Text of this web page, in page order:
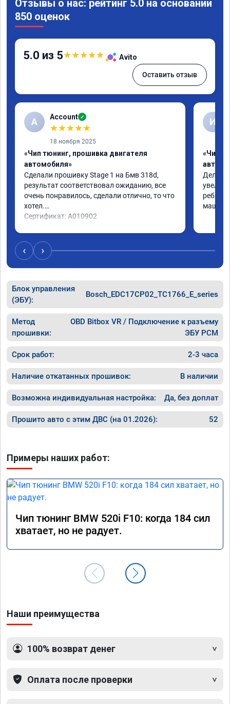
Отзывы о нас: рейтинг 5.0 на основании
850 оценок
5.0 из 5★★★★★ Avito
Оставить отзыв
A Account ✓
★★★★★
18 ноября 2025
«Чип тюнинг, прошивка двигателя
автомобиля»
Сделали прошивку Stage 1 на Бмв 318d,
результат соответствовал ожиданию, все
очень понравилось, сделали отлично, то что
хотел.
Сертификат: A010902
И
«Чип
Делали
ребята
машина
‹ ›
Блок управления
(ЭБУ):
Bosch_EDC17CP02_TC1766_E_series
Метод
прошивки:
OBD Bitbox VR / Подключение к разъему
ЭБУ PCM
Срок работ: 2-3 часа
Наличие откатанных прошивок: В наличии
Возможна индивидуальная настройка: Да, без доплат
Прошито авто с этим ДВС (на 01.2026): 52
Примеры наших работ:
Чип тюнинг BMW 520i F10: когда 184 сил
хватает, но не радует.
Наши преимущества
100% возврат денег
Оплата после проверки